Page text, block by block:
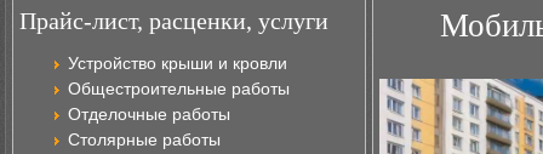
Прайс-лист, расценки, услуги
Устройство крыши и кровли
Общестроительные работы
Отделочные работы
Столярные работы